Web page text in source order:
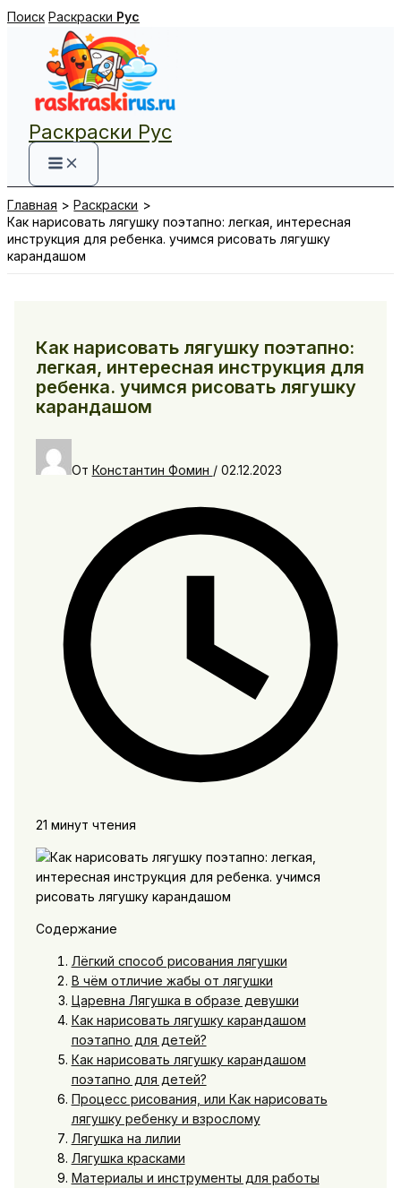
Перейти
содержимому
Поиск Раскраски Рус
Раскраски Рус
Главная
Раскраски
Как нарисовать лягушку поэтапно: легкая, интересная
инструкция для ребенка. учимся рисовать лягушку
карандашом
Как нарисовать лягушку поэтапно:
легкая, интересная инструкция для
ребенка. учимся рисовать лягушку
карандашом
От Константин Фомин / 02.12.2023
21 минут чтения
Содержание
Лёгкий способ рисования лягушки
В чём отличие жабы от лягушки
Царевна Лягушка в образе девушки
Как нарисовать лягушку карандашом
поэтапно для детей?
Как нарисовать лягушку карандашом
поэтапно для детей?
Процесс рисования, или Как нарисовать
лягушку ребенку и взрослому
Лягушка на лилии
Лягушка красками
Материалы и инструменты для работы